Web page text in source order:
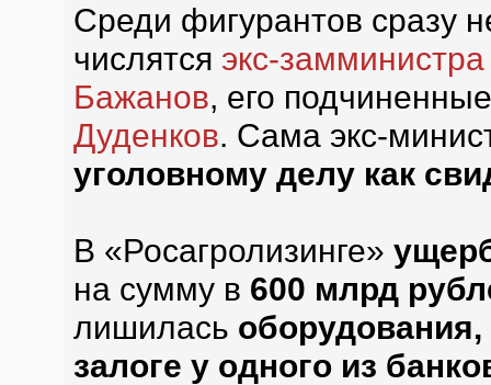
Среди фигурантов сразу
числятся экс-
Бажанов, его
Дуденков. Сама экс-
уголовному делу как
В «Росагролизинге»
на сумму в 600 млрд
лишилась оборудования,
залоге у одного из